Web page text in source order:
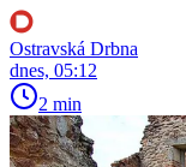
Ostravská Drbna
dnes, 05:12
2 min